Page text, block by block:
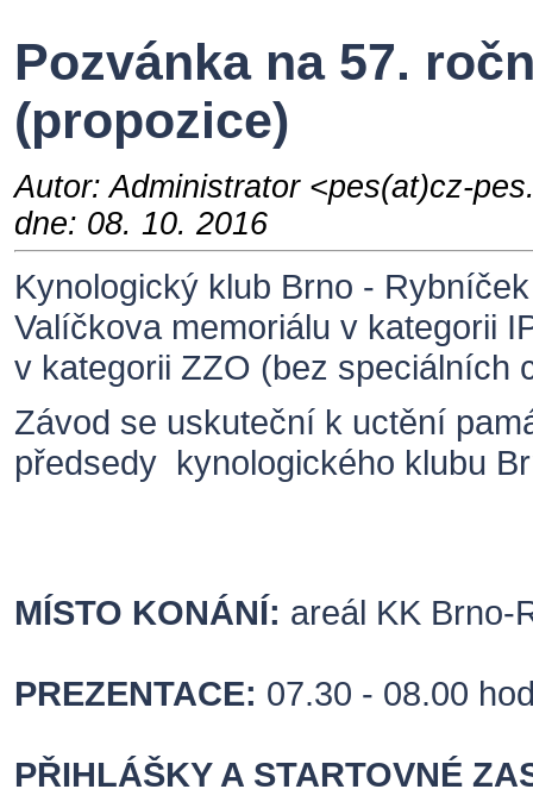
Pozvánka na 57.
(propozice)
Autor: Administrator <pes(at)cz-
dne: 08. 10. 2016
Kynologický klub Brno -
Valíčkova memoriálu v kategorii
v kategorii ZZO (bez speciálních
Závod se uskuteční k uctění
předsedy kynologického klubu
MÍSTO KONÁNÍ: areál KK Brno-
PREZENTACE: 07.30 - 08.00
PŘIHLÁŠKY A STARTOVNÉ